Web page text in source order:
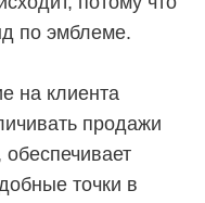
по эмблеме.
на клиента
продажи
точки в